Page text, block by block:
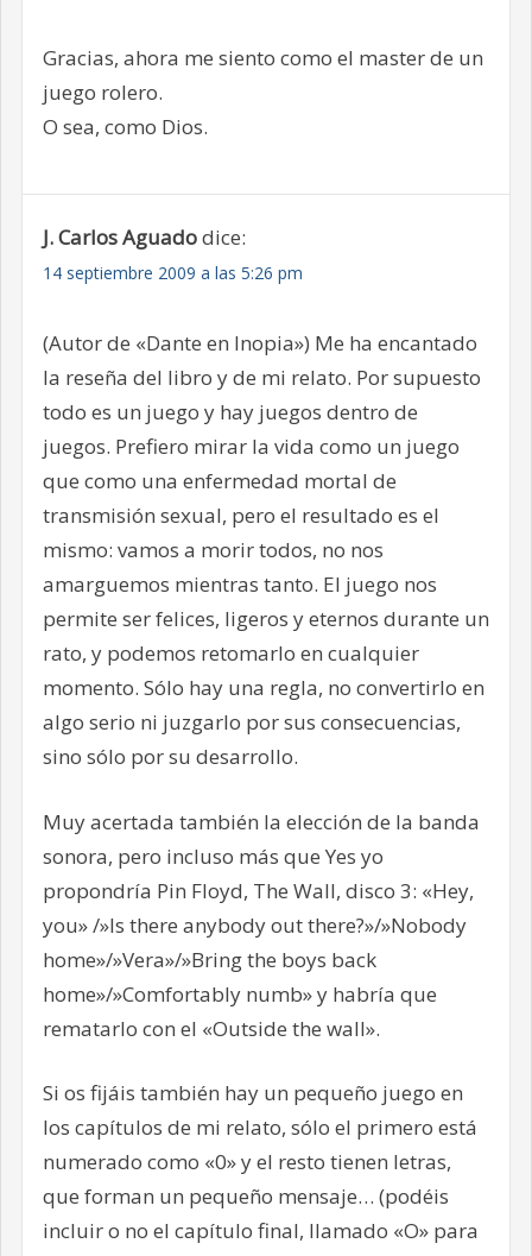
Gracias, ahora me siento como el master de un
juego rolero.
O sea, como Dios.
J. Carlos Aguadodice:
14 septiembre 2009 a las 5:26 pm
(Autor de «Dante en Inopia») Me ha encantado
la reseña del libro y de mi relato. Por supuesto
todo es un juego y hay juegos dentro de
juegos. Prefiero mirar la vida como un juego
que como una enfermedad mortal de
transmisión sexual, pero el resultado es el
mismo: vamos a morir todos, no nos
amarguemos mientras tanto. El juego nos
permite ser felices, ligeros y eternos durante un
rato, y podemos retomarlo en cualquier
momento. Sólo hay una regla, no convertirlo en
algo serio ni juzgarlo por sus consecuencias,
sino sólo por su desarrollo.
Muy acertada también la elección de la banda
sonora, pero incluso más que Yes yo
propondría Pin Floyd, The Wall, disco 3: «Hey,
you» /»Is there anybody out there?»/»Nobody
home»/»Vera»/»Bring the boys back
home»/»Comfortably numb» y habría que
rematarlo con el «Outside the wall».
Si os fijáis también hay un pequeño juego en
los capítulos de mi relato, sólo el primero está
numerado como «0» y el resto tienen letras,
que forman un pequeño mensaje… (podéis
incluir o no el capítulo final, llamado «O» para